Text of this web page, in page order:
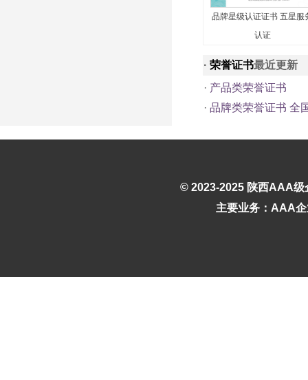
品牌星级认证证书 五星服
认证
· 荣誉证书最近更新
· 产品类荣誉证书
· 品牌类荣誉证书 全
© 2023-2025 陕西AAA级
主要业务：AAA